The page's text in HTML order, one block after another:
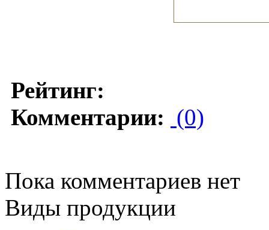
Рейтинг:
Комментарии: (0)
Пока комментариев нет
Виды продукции